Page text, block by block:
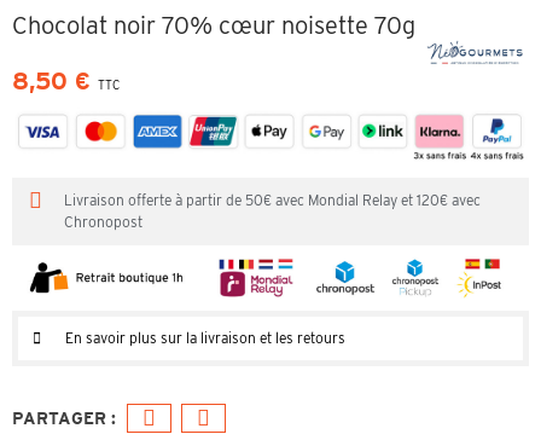
Chocolat noir 70% cœur noisette 70g
8,50 € TTC
Livraison offerte à partir de 50€ avec Mondial Relay et 120€ avec
Chronopost
En savoir plus sur la livraison et les retours